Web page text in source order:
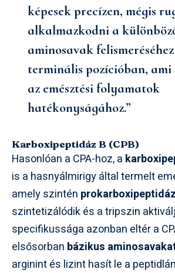
képesek precízen, mégis
alkalmazkodni a
aminosavak
terminális pozícióban,
az emésztési folyamatok
hatékonyságához.”
Karboxipeptidáz B (CPB)
Hasonlóan a CPA-hoz, a
is a hasnyálmirigy által termelt
amely szintén
szintetizálódik és a tripszin
specifikussága azonban eltér a
elsősorban bázikus
arginint és lizint hasít le a